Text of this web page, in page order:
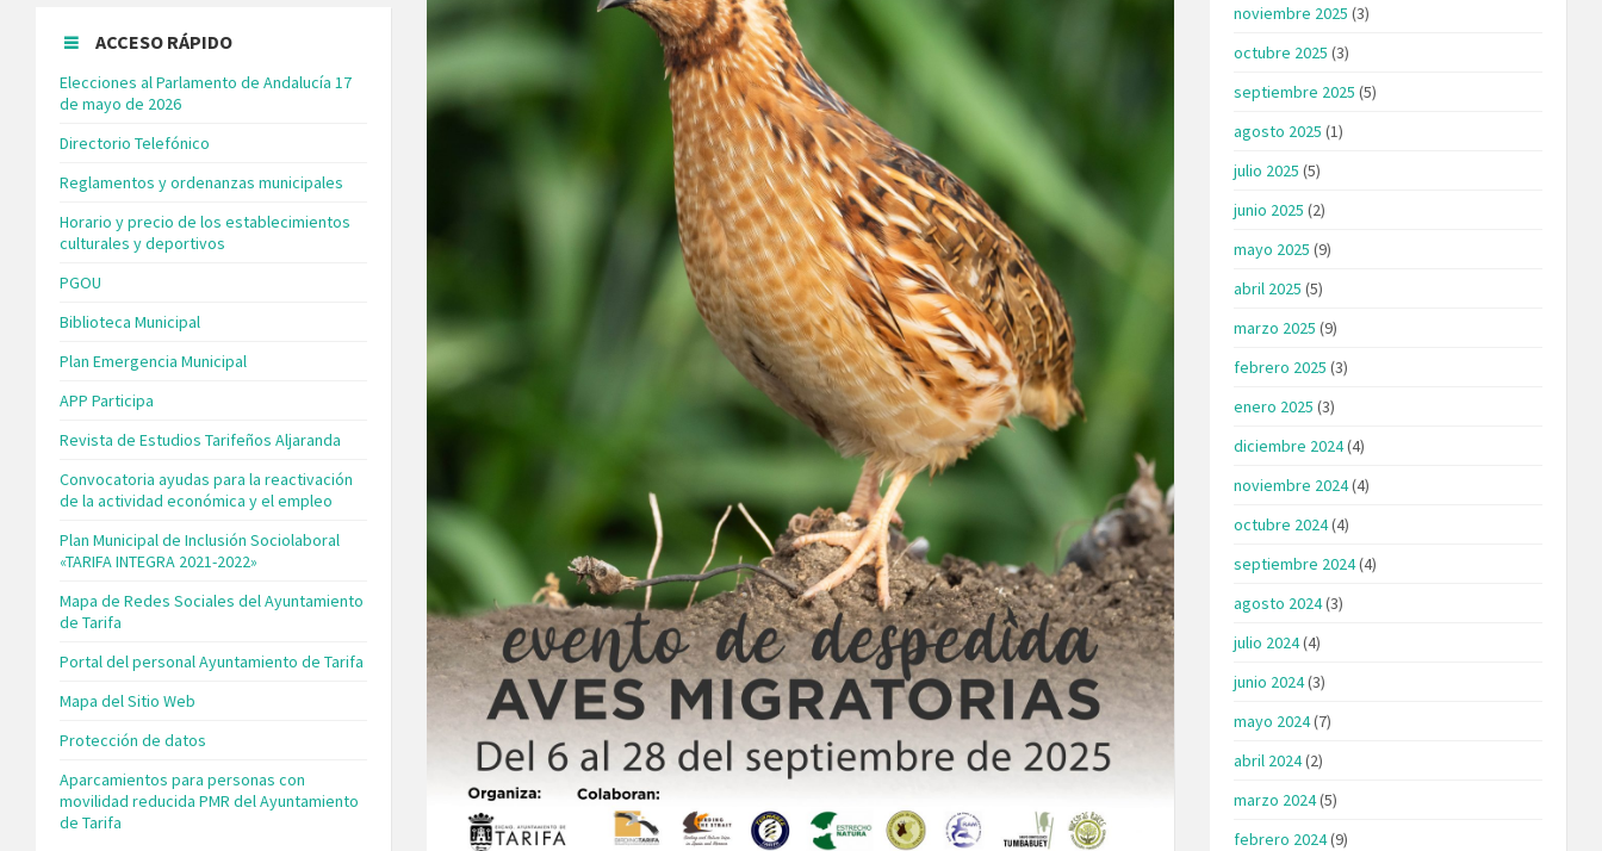
ACCESO RÁPIDO
Elecciones al Parlamento de Andalucía 17
de mayo de 2026
Directorio Telefónico
Reglamentos y ordenanzas municipales
Horario y precio de los establecimientos
culturales y deportivos
PGOU
Biblioteca Municipal
Plan Emergencia Municipal
APP Participa
Revista de Estudios Tarifeños Aljaranda
Convocatoria ayudas para la reactivación
de la actividad económica y el empleo
Plan Municipal de Inclusión Sociolaboral
«TARIFA INTEGRA 2021-2022»
Mapa de Redes Sociales del Ayuntamiento
de Tarifa
Portal del personal Ayuntamiento de Tarifa
Mapa del Sitio Web
Protección de datos
Aparcamientos para personas con
movilidad reducida PMR del Ayuntamiento
de Tarifa
noviembre 2025 (3)
octubre 2025 (3)
septiembre 2025 (5)
agosto 2025 (1)
julio 2025 (5)
junio 2025 (2)
mayo 2025 (9)
abril 2025 (5)
marzo 2025 (9)
febrero 2025 (3)
enero 2025 (3)
diciembre 2024(4)
noviembre 2024(4)
octubre 2024(4)
septiembre 2024(4)
agosto 2024(3)
julio 2024(4)
junio 2024(3)
mayo 2024(7)
abril 2024(2)
marzo 2024(5)
febrero 2024(9)